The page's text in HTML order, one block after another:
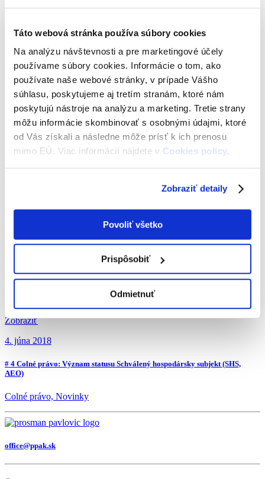
Táto webová stránka používa súbory cookies
Na analýzu návštevnosti a pre marketingové účely
používame súbory cookies. Informácie o tom, ako
používate naše webové stránky, v prípade Vášho
súhlasu, poskytujeme aj tretím stranám, ktoré nám
poskytujú nástroje na analýzu a marketing. Tretie strany
môžu informácie skombinovať s osobnými údajmi, ktoré
od Vás získali a následne môže prísť k ich prenosu
mimo EÚ. Viac informácií nájdete v Cookies policy.
Zobraziť detaily
Povoliť všetko
Prispôsobiť
Odmietnuť
office@ppak.sk
colné konanie
Všetky články
Najvyhľadávanejšie
covid-19 koronavírus colné právo pracovné právo obchodné
Všetky články
#5 Colné právo: Colný dlh a dane pri dovoze
Zobraziť
4. júna 2018
# 4 Colné právo: Význam statusu Schválený hospodársky subjekt (SHS,
AEO)
Colné právo, Novinky
office@ppak.sk